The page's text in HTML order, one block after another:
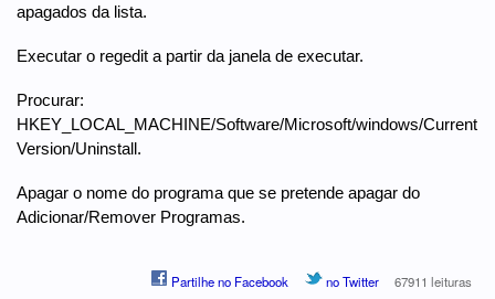
apagados da lista.
Executar o regedit a partir da janela de executar.
Procurar:
HKEY_LOCAL_MACHINE/Software/Microsoft/windows/Current
Version/Uninstall.
Apagar o nome do programa que se pretende apagar do
Adicionar/Remover Programas.
Partilhe no Facebook no Twitter 67911 leituras